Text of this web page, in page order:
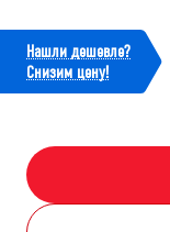
Нашли дешевле?
Cнизим цену!